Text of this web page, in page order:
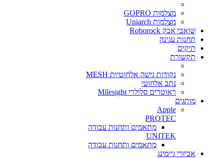
מצלמות GOPRO
מצלמות Uniarch
שואבי אבק Roborock
תחנות עגינה
תיקים
תקשורת
נקודות גישה אלחוטיות MESH
נתב אלחוטי
ראוטרים סלולרי Milesight
מותגים
Apple
PROTEC
מתאמים ותחנות עבודה
UNITEK
מתאמים ותחנות עבודה
אביזרי גיימינג